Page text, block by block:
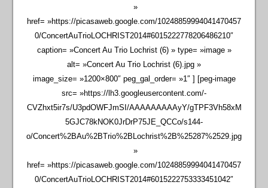
»
href= »https://picasaweb.google.com/10248859994041470457
0/ConcertAuTrioLOCHRIST2014#6015222778206486210″
caption= »Concert Au Trio Lochrist (6) » type= »image »
alt= »Concert Au Trio Lochrist (6).jpg »
image_size= »1200×800″ peg_gal_order= »1″ ] [peg-image
src= »https://lh3.googleusercontent.com/-
CVZhxt5ir7s/U3pdOWFJmSI/AAAAAAAAAyY/gTPF3Vh58xM
5GJC78kNOK0JrDrP75JE_QCCo/s144-
o/Concert%2BAu%2BTrio%2BLochrist%2B%25287%2529.jpg
»
href= »https://picasaweb.google.com/10248859994041470457
0/ConcertAuTrioLOCHRIST2014#6015222753333451042″